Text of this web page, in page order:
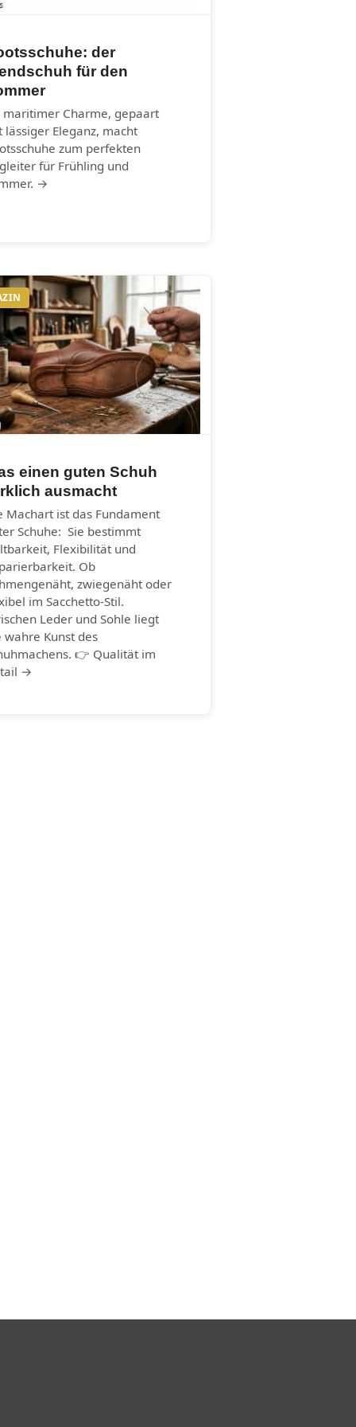
der
für den
maritimer Charme, gepaart
lässiger Eleganz, macht
zum perfekten
für Frühling und
→
einen guten Schuh
ausmacht
Machart ist das Fundament
Schuhe: Sie bestimmt
Flexibilität und
Ob
zwiegenäht oder
im Sacchetto-Stil.
Leder und Sohle liegt
wahre Kunst des
👉 Qualität im
→